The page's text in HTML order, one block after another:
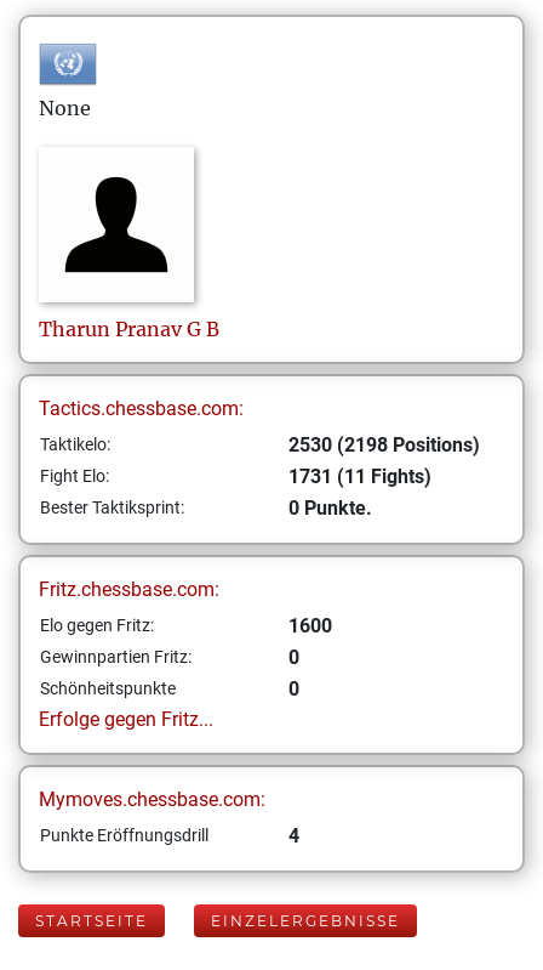
None
Tharun Pranav G B
Tactics.chessbase.com:
Taktikelo: 2530 (2198 Positions)
Fight Elo: 1731 (11 Fights)
Bester Taktiksprint: 0 Punkte.
Fritz.chessbase.com:
Elo gegen Fritz: 1600
Gewinnpartien Fritz: 0
Schönheitspunkte
0
Erfolge gegen Fritz...
Mymoves.chessbase.com:
Punkte Eröffnungsdrill 4
STARTSEITE EINZELERGEBNISSE